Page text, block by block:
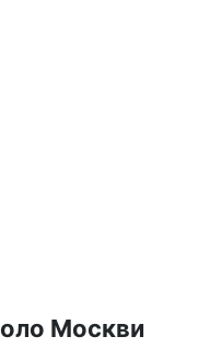
Москви